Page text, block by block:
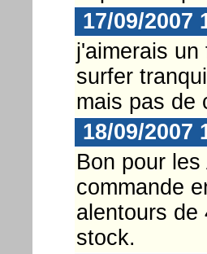
17/09/2007
j'aimerais
surfer
mais pas de
18/09/2007
Bon pour
commande
alentours de
stock.